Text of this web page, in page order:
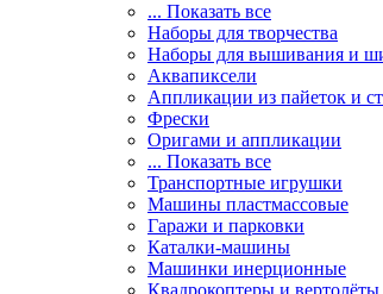
... Показать все
Наборы для творчества
Наборы для вышивания и
Аквапиксели
Аппликации из пайеток и
Фрески
Оригами и аппликации
... Показать все
Транспортные игрушки
Машины пластмассовые
Гаражи и парковки
Каталки-машины
Машинки инерционные
Квадрокоптеры и вертолёты